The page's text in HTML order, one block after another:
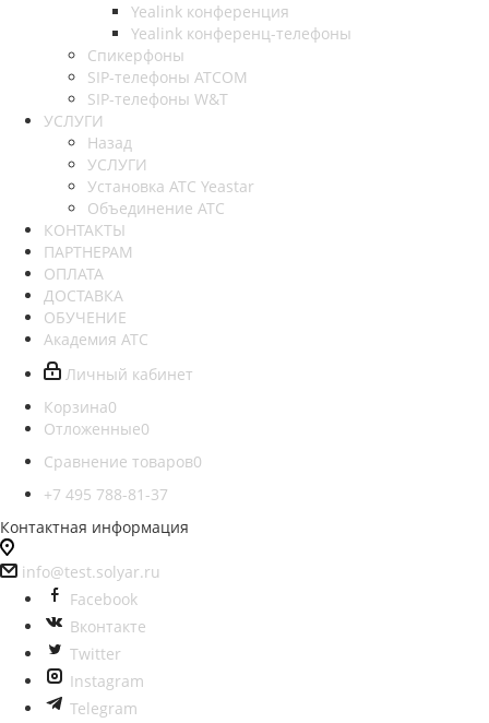
Yealink конференция
Yealink конференц-телефоны
Спикерфоны
SIP-телефоны ATCOM
SIP-телефоны W&T
УСЛУГИ
Назад
УСЛУГИ
Установка АТС Yeastar
Объединение АТС
КОНТАКТЫ
ПАРТНЕРАМ
ОПЛАТА
ДОСТАВКА
ОБУЧЕНИЕ
Академия АТС
Личный кабинет
Корзина0
Отложенные0
Сравнение товаров0
+7 495 788-81-37
Контактная информация
info@test.solyar.ru
Facebook
Вконтакте
Twitter
Instagram
Telegram